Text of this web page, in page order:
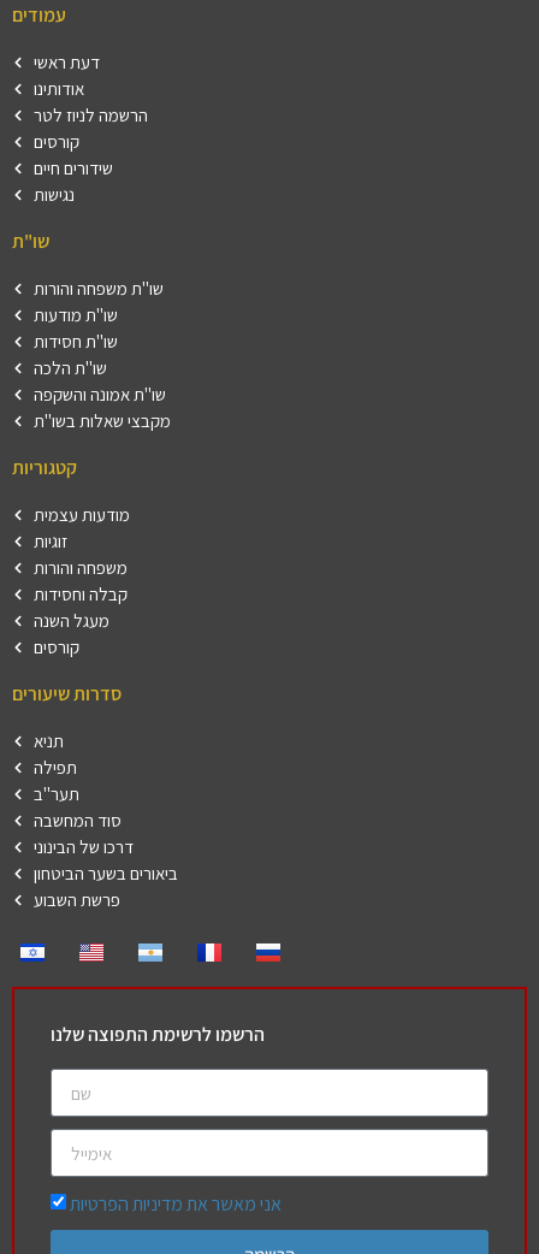
עמודים
דעת ראשי
אודותינו
הרשמה לניוז לטר
קורסים
שידורים חיים
נגישות
שו"ת
שו"ת משפחה והורות
שו"ת מודעות
שו"ת חסידות
שו"ת הלכה
שו"ת אמונה והשקפה
מקבצי שאלות בשו"ת
קטגוריות
מודעות עצמית
זוגיות
משפחה והורות
קבלה וחסידות
מעגל השנה
קורסים
סדרות שיעורים
תניא
תפילה
תער"ב
סוד המחשבה
דרכו של הבינוני
ביאורים בשער הביטחון
פרשת השבוע
הרשמו לרשימת התפוצה שלנו
אני מאשר את מדיניות הפרטיות